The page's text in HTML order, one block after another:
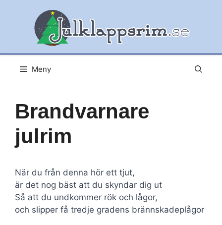
Meny
Brandvarnare
julrim
När du från denna hör ett tjut,
är det nog bäst att du skyndar dig ut
Så att du undkommer rök och lågor,
och slipper få tredje gradens brännskadeplågor